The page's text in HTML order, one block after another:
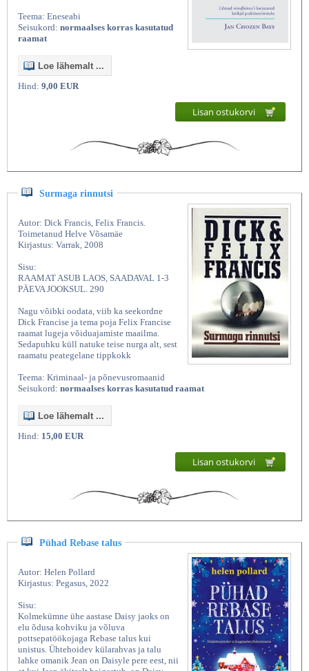
Teema: Eneseabi
Seisukord: normaalses korras kasutatud
raamat
Loe lähemalt ...
Hind: 9,00 EUR
Lisan ostukorvi
Surmaga rinnutsi
Autor: Dick Francis, Felix Francis.
Toimetanud Helve Võsamäe
Kirjastus: Varrak, 2008
Sisu:
RAAMAT ASUB LAOS, SAADAVAL 1-3
PÄEVA JOOKSUL. 290
Nagu võibki oodata, viib ka seekordne
Dick Francise ja tema poja Felix Francise
raamat lugeja võiduajamiste maailma.
Sedapuhku küll natuke teise nurga alt, sest
raamatu peategelane tippkokk
Teema: Kriminaal- ja põnevusromaanid
Seisukord: normaalses korras kasutatud raamat
Loe lähemalt ...
Hind: 15,00 EUR
Lisan ostukorvi
Pühad Rebase talus
Autor: Helen Pollard
Kirjastus: Pegasus, 2022
Sisu:
Kolmekümne ühe aastase Daisy jaoks on
elu õdusa kohviku ja võluva
pottsepatöökojaga Rebase talus kui
unistus. Ühtehoidev külarahvas ja talu
lahke omanik Jean on Daisyle pere eest, nii